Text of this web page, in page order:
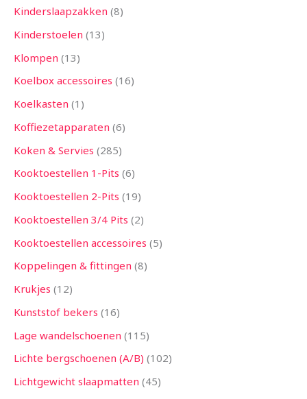
Kinderslaapzakken 8
Kinderstoelen 13
Klompen 13
Koelbox accessoires 16
Koelkasten 1
Koffiezetapparaten 6
Koken & Servies 285
Kooktoestellen 1-Pits 6
Kooktoestellen 2-Pits 19
Kooktoestellen 3/4 Pits 2
Kooktoestellen accessoires 5
Koppelingen & fittingen 8
Krukjes 12
Kunststof bekers 16
Lage wandelschoenen 115
Lichte bergschoenen (A/B) 102
Lichtgewicht slaapmatten 45